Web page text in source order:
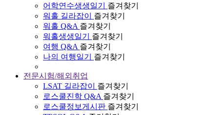
어학연수생생일기
즐겨찾기
워홀 길라잡이
즐겨찾기
워홀 Q&A 즐겨찾기
워홀생생일기
즐겨찾기
여행 Q&A 즐겨찾기
나의 여행일기
즐겨찾기
전문시험/해외취업
LSAT 길라잡이
즐겨찾기
로스쿨진학 Q&A 즐겨찾기
로스쿨정보게시판 즐겨찾기